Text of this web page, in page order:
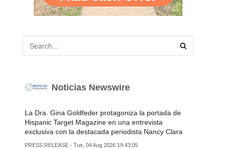
Noticias Newswire
La Dra. Gina Goldfeder protagoniza la portada de
Hispanic Target Magazine en una entrevista
exclusiva con la destacada periodista Nancy Clara
PRESS RELEASE - Tue, 04 Aug 2026 19:43:05